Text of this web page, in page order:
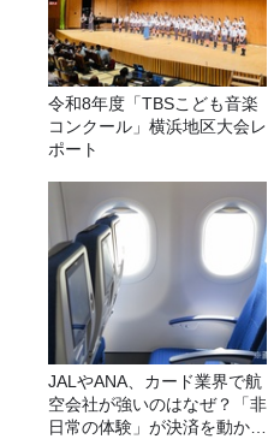
令和8年度「TBSこども音楽
コンクール」横浜地区大会レ
ポート
JALやANA、カード業界で航
空会社が強いのはなぜ？「非
日常の体験」が決済を動かす